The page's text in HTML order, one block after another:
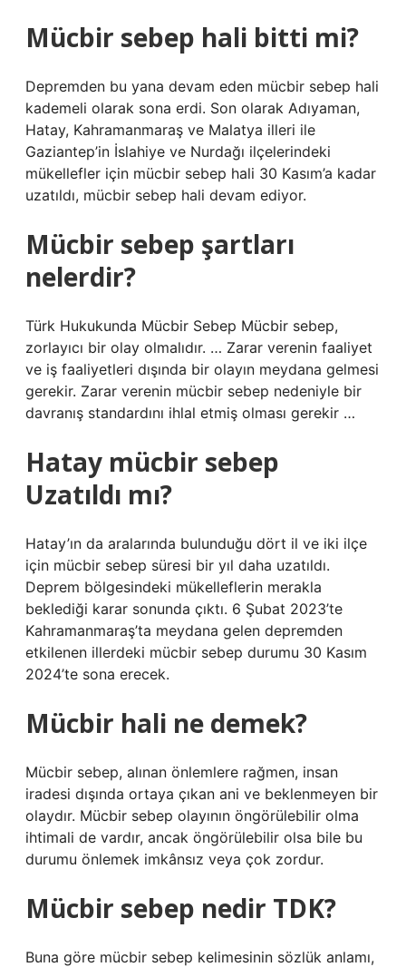
Mücbir sebep hali bitti mi?
Depremden bu yana devam eden mücbir sebep hali
kademeli olarak sona erdi. Son olarak Adıyaman,
Hatay, Kahramanmaraş ve Malatya illeri ile
Gaziantep’in İslahiye ve Nurdağı ilçelerindeki
mükellefler için mücbir sebep hali 30 Kasım’a kadar
uzatıldı, mücbir sebep hali devam ediyor.
Mücbir sebep şartları
nelerdir?
Türk Hukukunda Mücbir Sebep Mücbir sebep,
zorlayıcı bir olay olmalıdır. … Zarar verenin faaliyet
ve iş faaliyetleri dışında bir olayın meydana gelmesi
gerekir. Zarar verenin mücbir sebep nedeniyle bir
davranış standardını ihlal etmiş olması gerekir …
Hatay mücbir sebep
Uzatıldı mı?
Hatay’ın da aralarında bulunduğu dört il ve iki ilçe
için mücbir sebep süresi bir yıl daha uzatıldı.
Deprem bölgesindeki mükelleflerin merakla
beklediği karar sonunda çıktı. 6 Şubat 2023’te
Kahramanmaraş’ta meydana gelen depremden
etkilenen illerdeki mücbir sebep durumu 30 Kasım
2024’te sona erecek.
Mücbir hali ne demek?
Mücbir sebep, alınan önlemlere rağmen, insan
iradesi dışında ortaya çıkan ani ve beklenmeyen bir
olaydır. Mücbir sebep olayının öngörülebilir olma
ihtimali de vardır, ancak öngörülebilir olsa bile bu
durumu önlemek imkânsız veya çok zordur.
Mücbir sebep nedir TDK?
Buna göre mücbir sebep kelimesinin sözlük anlamı,